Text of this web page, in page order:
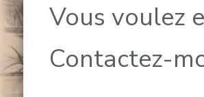
Vous voulez
Contactez-